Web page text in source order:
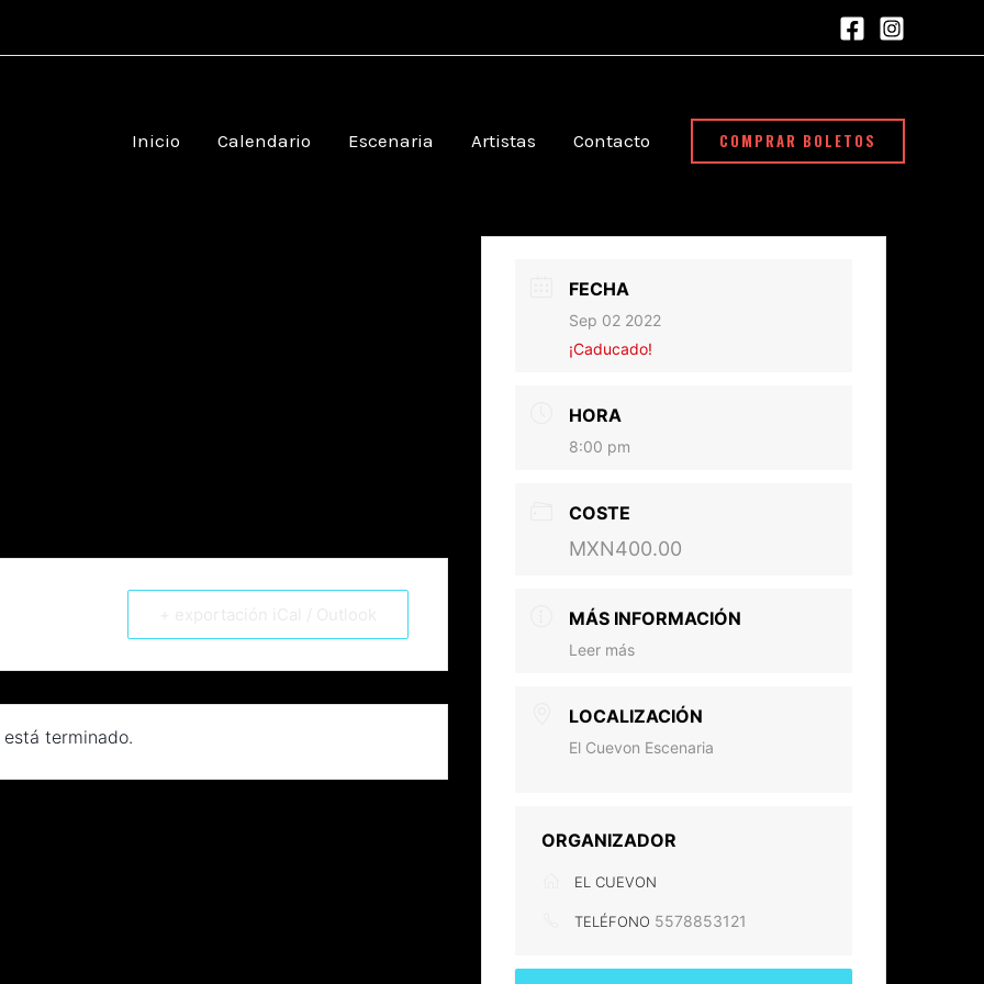
Inicio Calendario Escenaria Artistas Contacto COMPRAR BOLETOS
terminado.
FECHA
Sep 02 2022
¡Caducado!
HORA
8:00 pm
COSTE
MXN400.00
MÁS INFORMACIÓN
Leer más
LOCALIZACIÓN
El Cuevon Escenaria
ORGANIZADOR
EL CUEVON
TELÉFONO 5578853121